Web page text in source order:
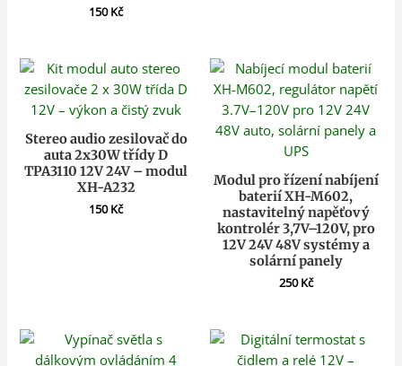
150Kč
Stereo audio zesilovač do
auta 2x30W třídy D
TPA3110 12V 24V – modul
XH-A232
150Kč
Modul pro řízení nabíjení
baterií XH-M602,
nastavitelný napěťový
kontrolér 3,7V–120V, pro
12V 24V 48V systémy a
solární panely
250Kč